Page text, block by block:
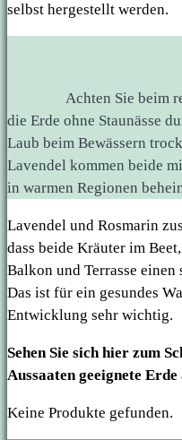
selbst hergestellt werden.
Achten Sie beim
die Erde ohne Staunässe
Laub beim Bewässern
Lavendel kommen beide
in warmen Regionen
Lavendel und Rosmarin
dass beide Kräuter im
Balkon und Terrasse
Das ist für ein gesundes
Entwicklung sehr wichtig.
Sehen Sie sich hier zum
Aussaaten geeignete Erde
Keine Produkte gefunden.